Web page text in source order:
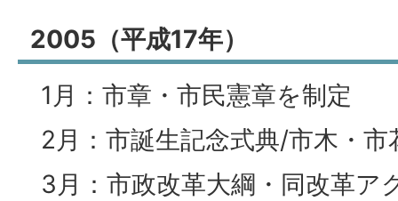
2005（平成17年）
1月：市章・市民憲章を制定
2月：市誕生記念式典/市木・
3月：市政改革大綱・同改革ア